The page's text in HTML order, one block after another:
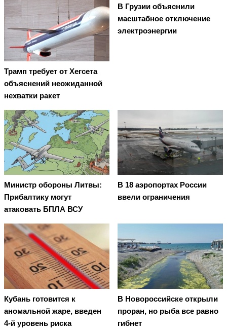
Трамп требует от Хегсета
объяснений неожиданной
нехватки ракет
В Грузии объяснили
масштабное отключение
электроэнергии
Министр обороны Литвы:
Прибалтику могут
атаковать БПЛА ВСУ
В 18 аэропортах России
ввели ограничения
Кубань готовится к
аномальной жаре, введен
4-й уровень риска
В Новороссийске открыли
проран, но рыба все равно
гибнет